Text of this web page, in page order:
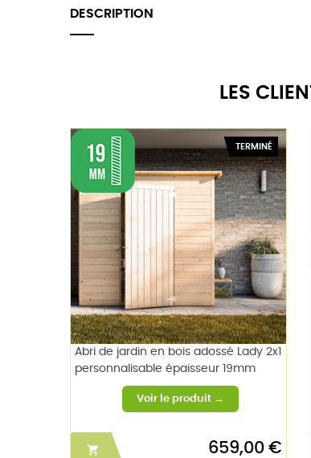
DESCRIPTION
LES
TERMINÉ
Abri de jardin en bois adossé Lady 2x1
personnalisable épaisseur 19mm
 659,00 €